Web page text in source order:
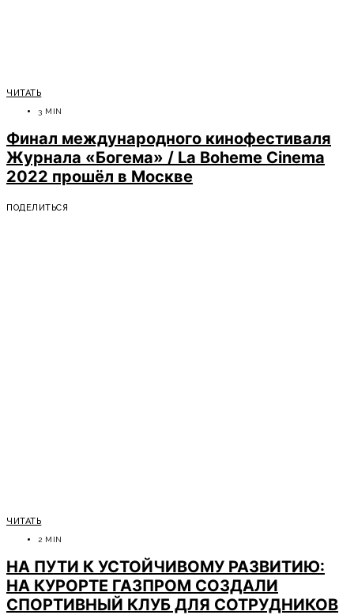
ЧИТАТЬ
3 MIN
Финал международного кинофестиваля
Журнала «Богема» / La Boheme Cinema
2022 прошёл в Москве
ПОДЕЛИТЬСЯ
ЧИТАТЬ
2 MIN
НА ПУТИ К УСТОЙЧИВОМУ РАЗВИТИЮ:
НА КУРОРТЕ ГАЗПРОМ СОЗДАЛИ
СПОРТИВНЫЙ КЛУБ ДЛЯ СОТРУДНИКОВ